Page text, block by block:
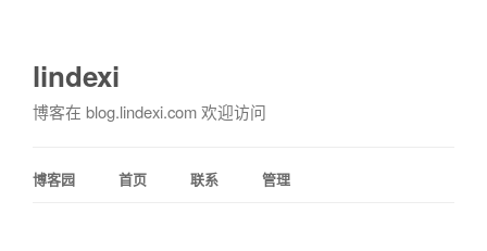
lindexi
博客在 blog.lindexi.com 欢迎访问
博客园 首页 联系 管理